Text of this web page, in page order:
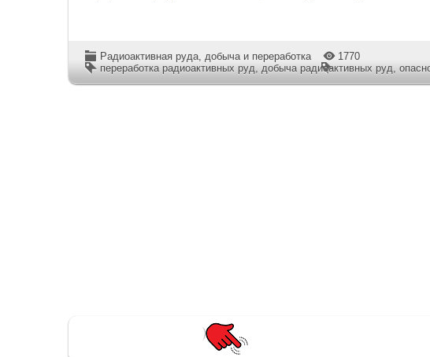
Радиоактивная руда, добыча и переработка
1770
переработка радиоактивных руд, добыча радиоактивных руд,